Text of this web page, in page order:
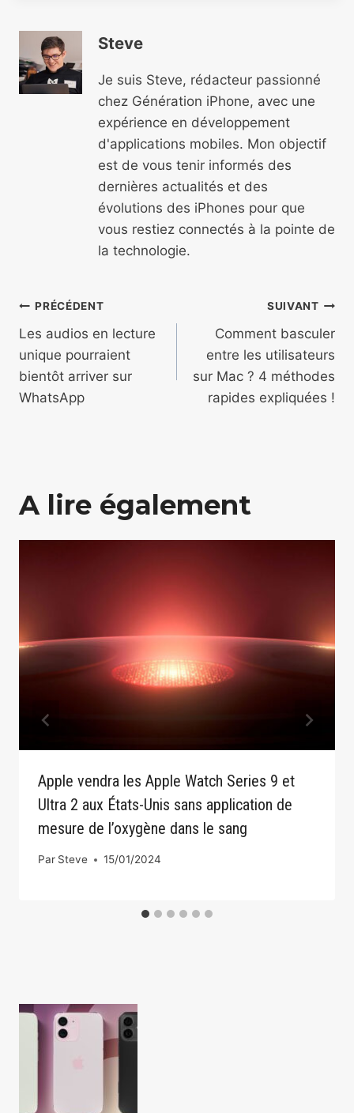
Steve
Je suis Steve, rédacteur passionné
chez Génération iPhone, avec une
expérience en développement
d'applications mobiles. Mon objectif
est de vous tenir informés des
dernières actualités et des
évolutions des iPhones pour que
vous restiez connectés à la pointe de
la technologie.
Navigation
de
l’article
PRÉCÉDENT
Les audios en lecture
unique pourraient
bientôt arriver sur
WhatsApp
SUIVANT
Comment basculer
entre les utilisateurs
sur Mac ? 4 méthodes
rapides expliquées !
A lire également
Apple vendra les Apple Watch Series 9 et
Ultra 2 aux États-Unis sans application de
mesure de l’oxygène dans le sang
Par Steve 15/01/2024